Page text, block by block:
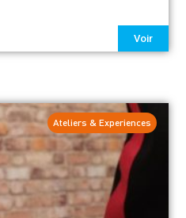
Voir
Ateliers & Experiences